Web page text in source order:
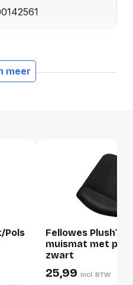
meer
Pols
Fellowes
muismat met
zwart
25,99 incl. BTW